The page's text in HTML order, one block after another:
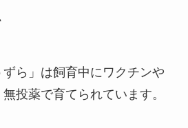
ら」は飼育中にワクチンや
投薬で育てられています。